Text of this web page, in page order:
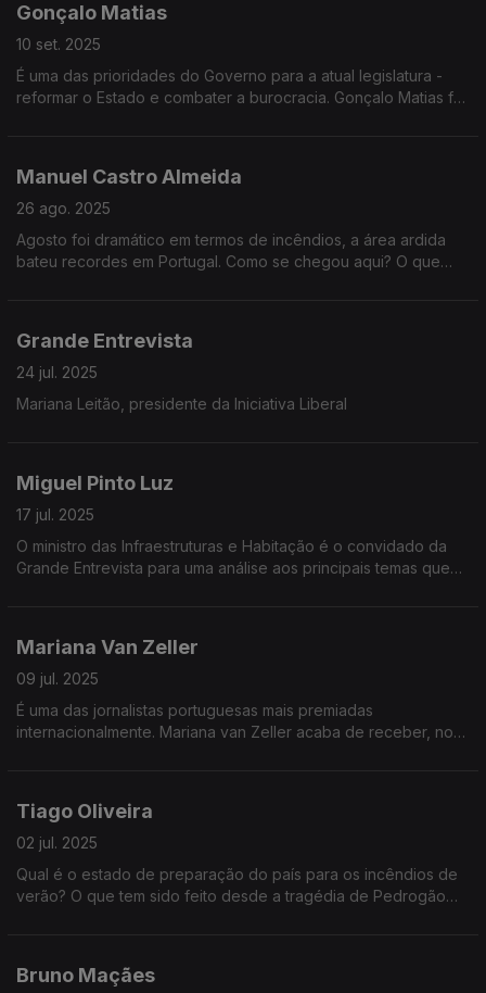
Gonçalo Matias
10 set. 2025
É uma das prioridades do Governo para a atual legislatura -
reformar o Estado e combater a burocracia. Gonçalo Matias foi
Manuel Castro Almeida
26 ago. 2025
Agosto foi dramático em termos de incêndios, a área ardida
bateu recordes em Portugal. Como se chegou aqui? O que
Grande Entrevista
24 jul. 2025
Mariana Leitão, presidente da Iniciativa Liberal
Miguel Pinto Luz
17 jul. 2025
O ministro das Infraestruturas e Habitação é o convidado da
Grande Entrevista para uma análise aos principais temas que
Mariana Van Zeller
09 jul. 2025
É uma das jornalistas portuguesas mais premiadas
internacionalmente. Mariana van Zeller acaba de receber, nos
Tiago Oliveira
02 jul. 2025
Qual é o estado de preparação do país para os incêndios de
verão? O que tem sido feito desde a tragédia de Pedrogão
Bruno Maçães